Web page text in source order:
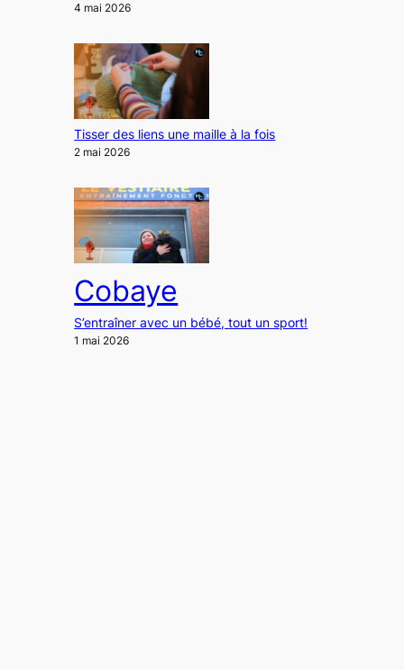
4 mai 2026
Tisser des liens une maille à la fois
2 mai 2026
Cobaye
S’entraîner avec un bébé, tout un sport!
1 mai 2026